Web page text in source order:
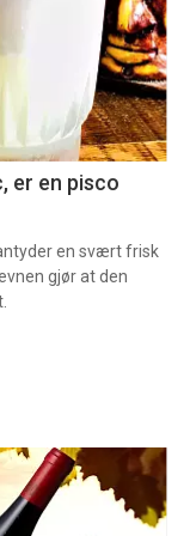
er en pisco
en svært frisk
gjør at den